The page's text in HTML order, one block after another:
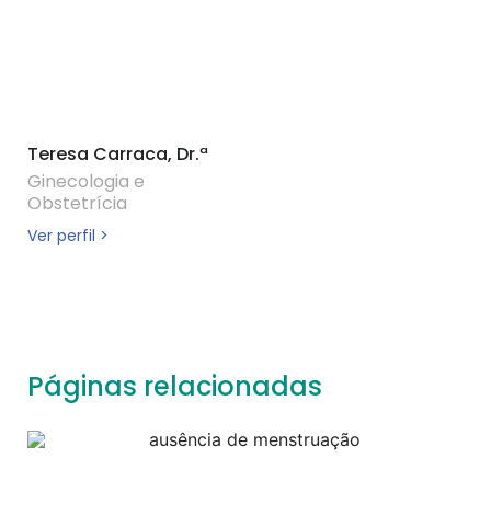
Teresa Carraca, Dr.ª
Ginecologia e
Obstetrícia
Ver perfil >
Páginas relacionadas